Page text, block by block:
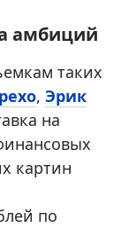
амбиций
таких
, Эрик
на
картин
по